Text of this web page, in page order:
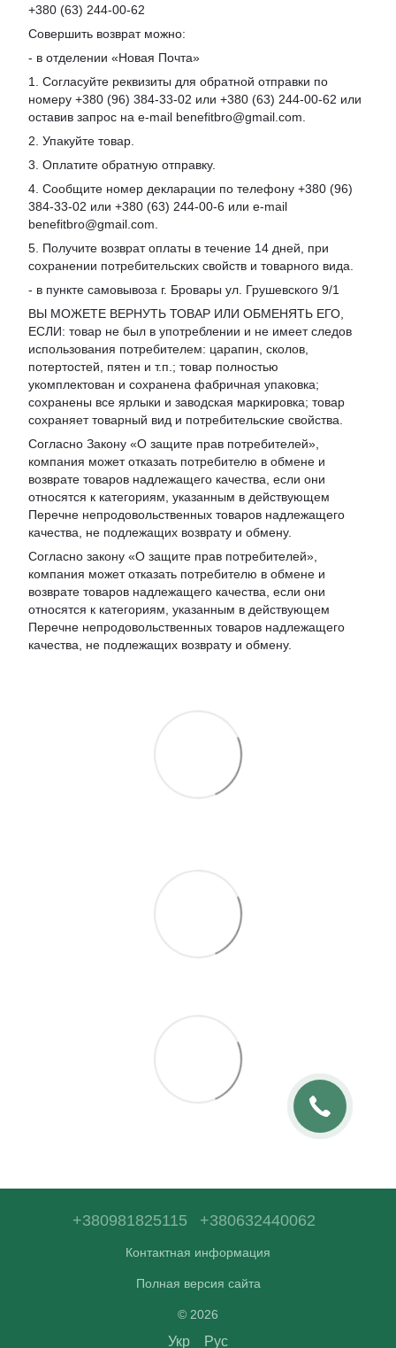
+380 (63) 244-00-62
Совершить возврат можно:
- в отделении «Новая Почта»
1. Согласуйте реквизиты для обратной отправки по
номеру +380 (96) 384-33-02 или +380 (63) 244-00-62 или
оставив запрос на e-mail benefitbro@gmail.com.
2. Упакуйте товар.
3. Оплатите обратную отправку.
4. Сообщите номер декларации по телефону +380 (96)
384-33-02 или +380 (63) 244-00-6 или e-mail
benefitbro@gmail.com.
5. Получите возврат оплаты в течение 14 дней, при
сохранении потребительских свойств и товарного вида.
- в пункте самовывоза г. Бровары ул. Грушевского 9/1
ВЫ МОЖЕТЕ ВЕРНУТЬ ТОВАР ИЛИ ОБМЕНЯТЬ ЕГО,
ЕСЛИ: товар не был в употреблении и не имеет следов
использования потребителем: царапин, сколов,
потертостей, пятен и т.п.; товар полностью
укомплектован и сохранена фабричная упаковка;
сохранены все ярлыки и заводская маркировка; товар
сохраняет товарный вид и потребительские свойства.
Согласно Закону «О защите прав потребителей»,
компания может отказать потребителю в обмене и
возврате товаров надлежащего качества, если они
относятся к категориям, указанным в действующем
Перечне непродовольственных товаров надлежащего
качества, не подлежащих возврату и обмену.
Согласно закону «О защите прав потребителей»,
компания может отказать потребителю в обмене и
возврате товаров надлежащего качества, если они
относятся к категориям, указанным в действующем
Перечне непродовольственных товаров надлежащего
качества, не подлежащих возврату и обмену.
+380981825115 +380632440062
Контактная информация
Полная версия сайта
© 2026
Укр Рус